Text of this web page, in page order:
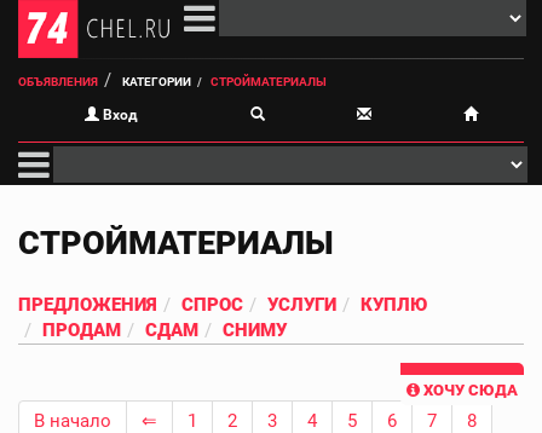
ОБЪЯВЛЕНИЯ КАТЕГОРИИ СТРОЙМАТЕРИАЛЫ
Вход
СТРОЙМАТЕРИАЛЫ
ПРЕДЛОЖЕНИЯ СПРОС УСЛУГИ
КУПЛЮ
ПРОДАМ
СДАМ СНИМУ
ХОЧУ СЮДА
В начало ⇐ 1 2 3 4 5 6 7
8